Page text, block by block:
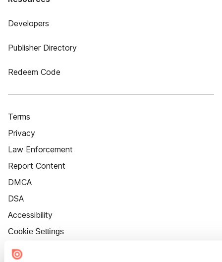
Developers
Publisher Directory
Redeem Code
Terms
Privacy
Law Enforcement
Report Content
DMCA
DSA
Accessibility
Cookie Settings